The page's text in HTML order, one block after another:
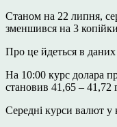
Станом на 22 липня,
зменшився на 3
Про це йдеться в даних
На 10:00 курс долара
становив 41,65 – 41,72
Середні курси валют у